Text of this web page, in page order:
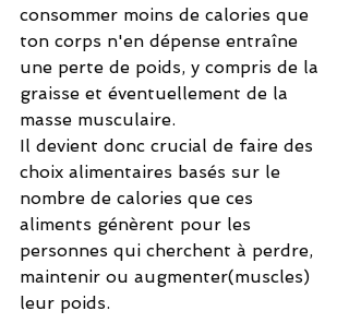
consommer moins de calories que
ton corps n'en dépense entraîne
une perte de poids, y compris de la
graisse et éventuellement de la
masse musculaire.
Il devient donc crucial de faire des
choix alimentaires basés sur le
nombre de calories que ces
aliments génèrent pour les
personnes qui cherchent à perdre,
maintenir ou augmenter(muscles)
leur poids.